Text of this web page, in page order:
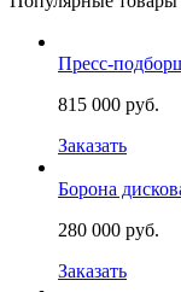
Пресс-
815 000 руб.
Заказать
Борона
280 000 руб.
Заказать